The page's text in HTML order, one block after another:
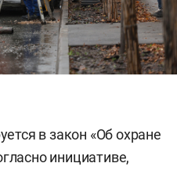
в закон «Об охране
инициативе,